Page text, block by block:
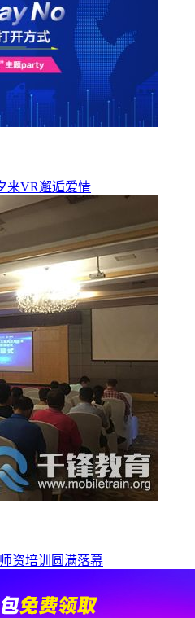
来VR邂逅爱情
资培训圆满落幕